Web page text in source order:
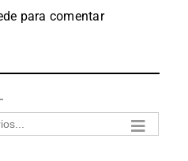
para comentar